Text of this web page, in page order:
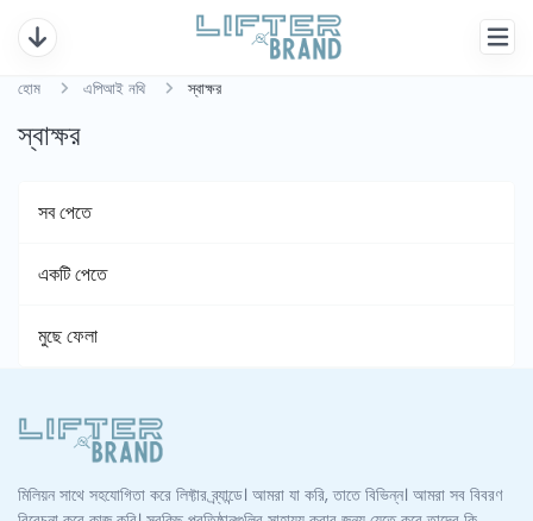
হোম এপিআই নথি স্বাক্ষর
স্বাক্ষর
সব পেতে
একটি পেতে
মুছে ফেলা
মিলিয়ন সাথে সহযোগিতা করে লিফ্টার ব্র্যান্ডে। আমরা যা করি, তাতে বিভিন্ন। আমরা সব বিবরণ